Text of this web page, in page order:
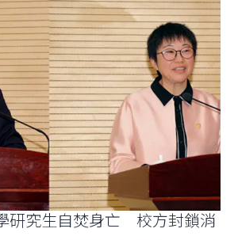
研究生自焚身亡 校方封鎖消